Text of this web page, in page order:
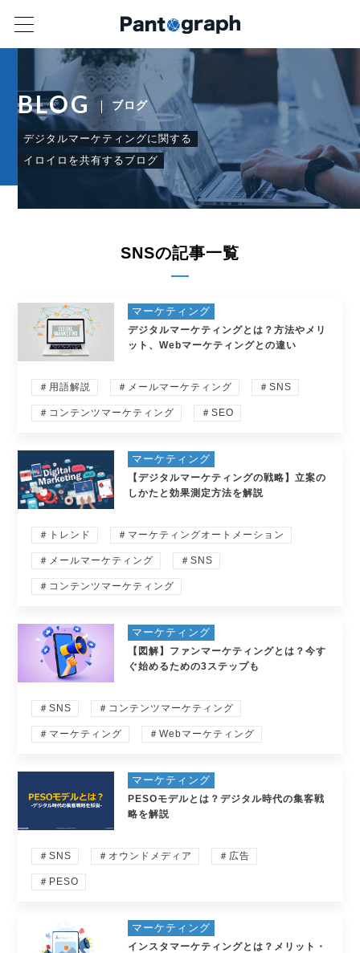
BLOG ブログ
デジタルマーケティングに関する
イロイロを共有するブログ
SNSの記事一覧
マーケティング
デジタルマーケティングとは？方法やメリ
ット、Webマーケティングとの違い
＃用語解説 ＃メールマーケティング ＃SNS
＃コンテンツマーケティング ＃SEO
マーケティング
【デジタルマーケティングの戦略】立案の
しかたと効果測定方法を解説
＃トレンド ＃マーケティングオートメーション
＃メールマーケティング ＃SNS
＃コンテンツマーケティング
マーケティング
【図解】ファンマーケティングとは？今す
ぐ始めるための3ステップも
＃SNS ＃コンテンツマーケティング
＃マーケティング ＃Webマーケティング
マーケティング
PESOモデルとは？デジタル時代の集客戦
略を解説
＃SNS ＃オウンドメディア ＃広告
＃PESO
マーケティング
インスタマーケティングとは？メリット・